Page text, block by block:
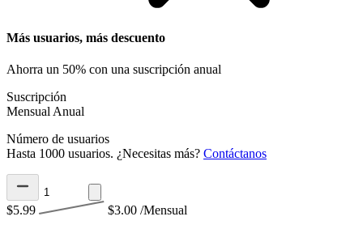
Más usuarios, más descuento
Ahorra un 50% con una suscripción anual
Suscripción
Mensual Anual
Número de usuarios
Hasta 1000 usuarios. ¿Necesitas más? Contáctanos
$5.99 $3.00 /Mensual